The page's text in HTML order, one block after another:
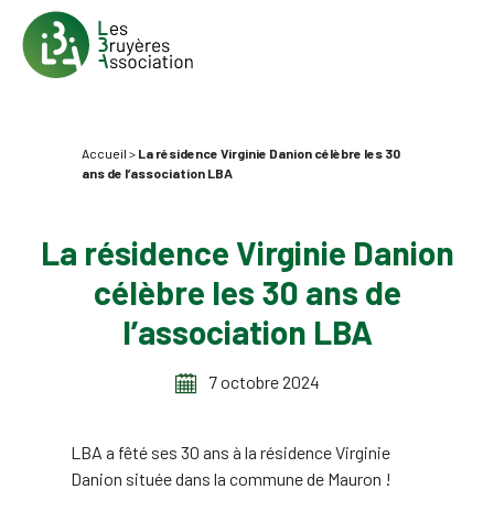
Accueil > La résidence Virginie Danion célèbre les 30
ans de l’association LBA
La résidence Virginie Danion
célèbre les 30 ans de
l’association LBA
7 octobre 2024
LBA a fêté ses 30 ans à la résidence Virginie
Danion située dans la commune de Mauron !